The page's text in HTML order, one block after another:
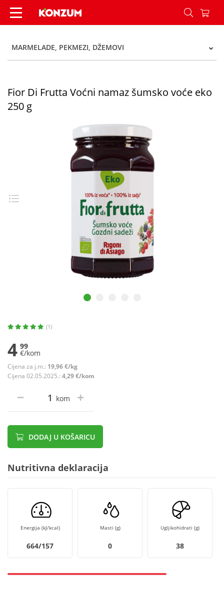
Fior Di Frutta Voćni namaz šumsko voće eko 250
MARMELADE, PEKMEZI, DŽEMOVI
Fior Di Frutta Voćni namaz šumsko voće eko
250 g
(1)
4 99
€/kom
Cijena za j.m.: 19,96 €/kg
Cijena 02.05.2025.: 4,29 €/kom
kom
DODAJ U KOŠARICU
Nutritivna deklaracija
Energija (kJ/kcal)
664/157
Masti (g)
0
Ugljikohidrati (g)
38